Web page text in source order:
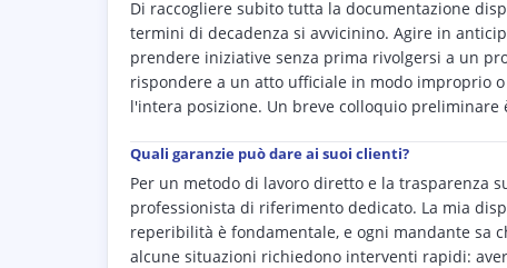
Di raccogliere subito tutta la documentazione
termini di decadenza si avvicinino. Agire in
prendere iniziative senza prima rivolgersi a un
rispondere a un atto ufficiale in modo improprio
l'intera posizione. Un breve colloquio preliminare
Quali garanzie può dare ai suoi clienti?
Per un metodo di lavoro diretto e la trasparenza
professionista di riferimento dedicato. La mia
reperibilità è fondamentale, e ogni mandante sa
alcune situazioni richiedono interventi rapidi: